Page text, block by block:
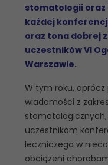
stomatologii oraz
każdej
oraz tona dobrej
uczestników VI
Warszawie.
W tym roku,
wiadomości z
uczestnikom
leczniczego w
obciążeni